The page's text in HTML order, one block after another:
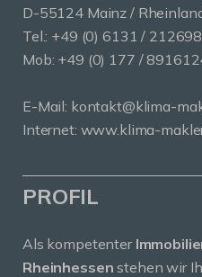
D-55124 Mainz /
Tel.: +49 (0) 6131 /
Mob: +49 (0) 177 /
E-Mail: kontakt@klima-
Internet: www.klima-
PROFIL
Als kompetenter
Rheinhessen stehen wir